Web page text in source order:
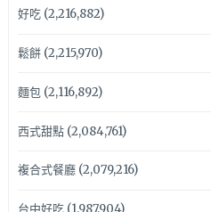
好吃(2,216,882)
鬆餅(2,215,970)
麵包(2,116,892)
西式甜點(2,084,761)
複合式餐廳(2,079,216)